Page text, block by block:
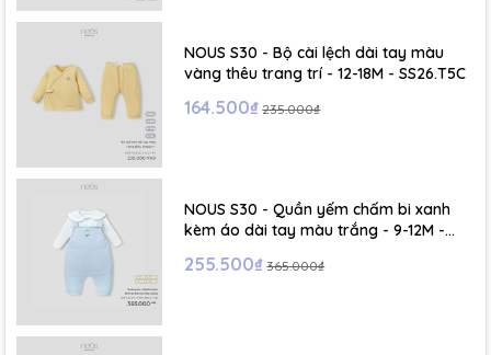
NOUS S30 - Bộ cài lệch dài tay màu
vàng thêu trang trí - 12-18M - SS26.T5C
164.500₫ 235.000₫
NOUS S30 - Quần yếm chấm bi xanh
kèm áo dài tay màu trắng - 9-12M -
255.500₫ 365.000₫